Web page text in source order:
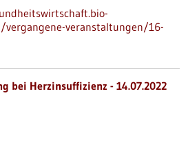
veranstaltungen/16-
bei Herzinsuffizienz - 14.07.2022